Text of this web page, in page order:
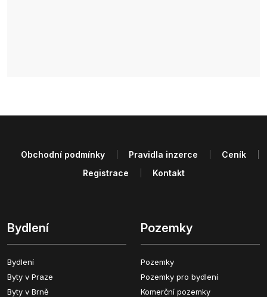
Bydlení
Bydlení
Byty v Praze
Byty v Brně
Pozemky
Pozemky
Pozemky pro bydlení
Komerční pozemky
Obchodní podmínky Pravidla inzerce
Ceník
Registrace
Kontakt